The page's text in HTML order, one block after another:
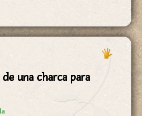
una charca para